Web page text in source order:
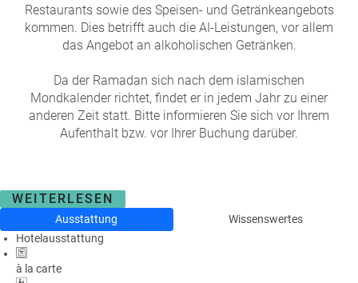
Restaurants sowie des Speisen- und Getränkeangebots
kommen. Dies betrifft auch die AI-Leistungen, vor allem
das Angebot an alkoholischen Getränken.
Da der Ramadan sich nach dem islamischen
Mondkalender richtet, findet er in jedem Jahr zu einer
anderen Zeit statt. Bitte informieren Sie sich vor Ihrem
Aufenthalt bzw. vor Ihrer Buchung darüber.
WEITERLESEN
Ausstattung
Wissenswertes
Hotelausstattung
à la carte